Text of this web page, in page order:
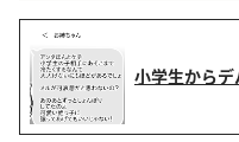
小学生から